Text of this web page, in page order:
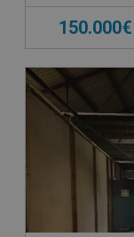
150.000€